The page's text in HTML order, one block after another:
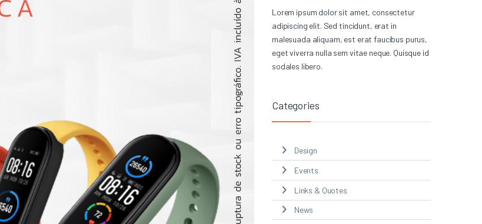
Lorem ipsum dolor sit amet, consectetur
adipiscing elit. Sed tincidunt, erat in
malesuada aliquam, est erat faucibus purus,
eget viverra nulla sem vitae neque. Quisque id
sodales libero.
Categories
Design
Events
Links & Quotes
News